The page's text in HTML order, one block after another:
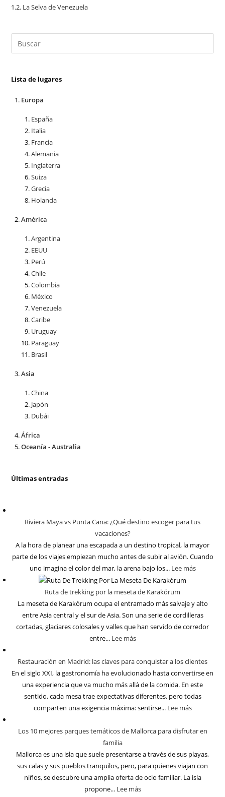
1.2. La Selva de Venezuela
Lista de lugares
Europa
España
Italia
Francia
Alemania
Inglaterra
Suiza
Grecia
Holanda
América
Argentina
EEUU
Perú
Chile
Colombia
México
Venezuela
Caribe
Uruguay
Paraguay
Brasil
Asia
China
Japón
Dubái
África
Oceanía - Australia
Últimas entradas
Riviera Maya vs Punta Cana: ¿Qué destino escoger para tus
vacaciones?
A la hora de planear una escapada a un destino tropical, la mayor
parte de los viajes empiezan mucho antes de subir al avión. Cuando
uno imagina el color del mar, la arena bajo los... Lee más
Ruta de trekking por la meseta de Karakórum
La meseta de Karakórum ocupa el entramado más salvaje y alto
entre Asia central y el sur de Asia. Son una serie de cordilleras
cortadas, glaciares colosales y valles que han servido de corredor
entre... Lee más
Restauración en Madrid: las claves para conquistar a los clientes
En el siglo XXI, la gastronomía ha evolucionado hasta convertirse en
una experiencia que va mucho más allá de la comida. En este
sentido, cada mesa trae expectativas diferentes, pero todas
comparten una exigencia máxima: sentirse... Lee más
Los 10 mejores parques temáticos de Mallorca para disfrutar en
familia
Mallorca es una isla que suele presentarse a través de sus playas,
sus calas y sus pueblos tranquilos, pero, para quienes viajan con
niños, se descubre una amplia oferta de ocio familiar. La isla
propone... Lee más